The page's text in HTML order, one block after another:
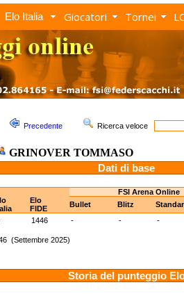
Elo Italia Giocatori Tornei
Precedente Ricerca veloce
GRINOVER TOMMASO
Dati di base
FSI Arena Online
Elo
FIDE
Bullet Blitz
1446 - - -
(Settembre 2025)
Storia del punteggio